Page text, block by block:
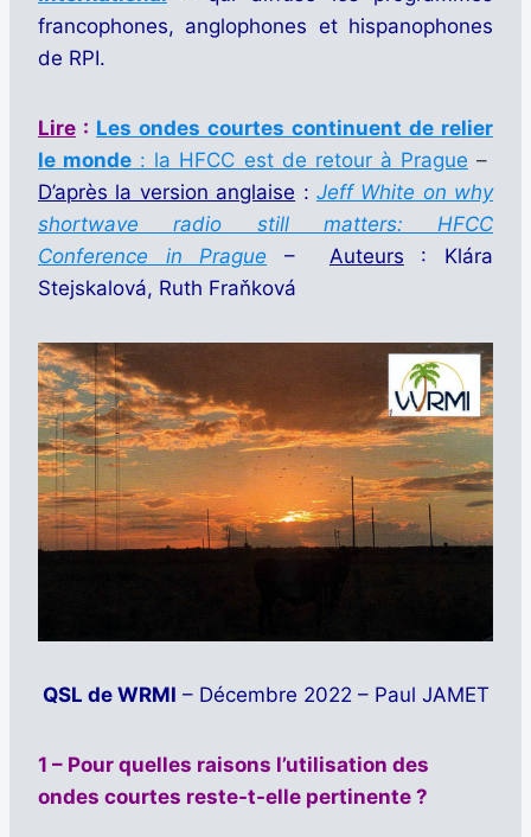
francophones, anglophones et hispanophones
de RPI.
Lire : Les ondes courtes continuent de relier
le monde : la HFCC est de retour à Prague –
D’après la version anglaise : Jeff White on why
shortwave radio still matters: HFCC
Conference in Prague – Auteurs : Klára
Stejskalová, Ruth Fraňková
QSL de WRMI – Décembre 2022 – Paul JAMET
1 – Pour quelles raisons l’utilisation des
ondes courtes reste-t-elle pertinente ?